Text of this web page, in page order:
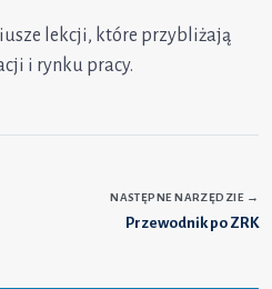
lekcji, które przybliżają
i rynku pracy.
NASTĘPNE NARZĘDZIE →
Przewodnik po ZRK